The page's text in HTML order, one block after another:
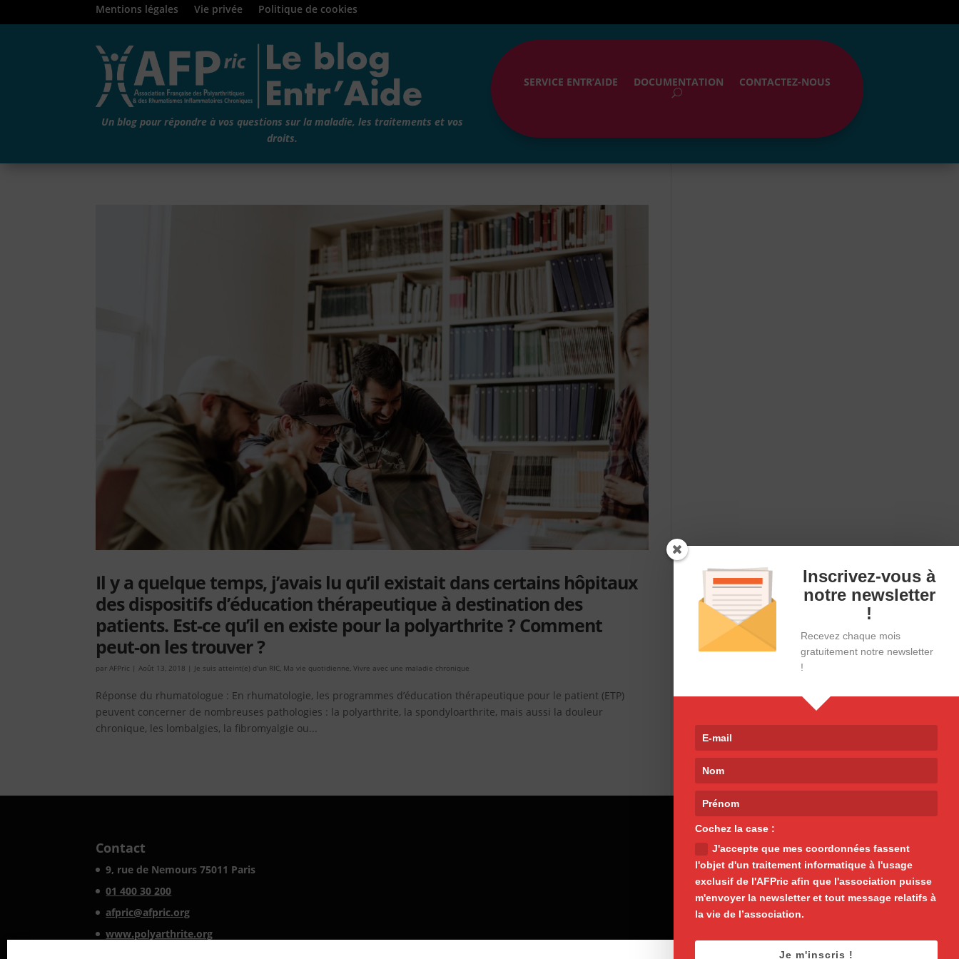
Mentions légales Vie privée Politique de cookies
Un blog pour répondre à vos questions sur la maladie, les traitements et vos
droits.
SERVICE ENTR’AIDE DOCUMENTATION CONTACTEZ-NOUS
Il y a quelque temps, j’avais lu qu’il existait dans certains hôpitaux
des dispositifs d’éducation thérapeutique à destination des
patients. Est-ce qu’il en existe pour la polyarthrite ? Comment
peut-on les trouver ?
par AFPric | Août 13, 2018 | Je suis atteint(e) d'un RIC Ma vie quotidienne ,Vivre avec une maladie chronique
Réponse du rhumatologue : En rhumatologie, les programmes d’éducation thérapeutique pour le patient (ETP)
peuvent concerner de nombreuses pathologies : la polyarthrite, la spondyloarthrite, mais aussi la douleur
chronique, les lombalgies, la fibromyalgie ou...
Contact
9, rue de Nemours 75011 Paris
01 400 30 200
afpric@afpric.org
www.polyarthrite.org
Inscrivez-vous à
notre newsletter
!
Recevez chaque mois
gratuitement notre newsletter
!
Cochez la case :
J'accepte que mes coordonnées fassent
l'objet d'un traitement informatique à l'usage
exclusif de l'AFPric afin que l'association puisse
m'envoyer la newsletter et tout message relatifs à
la vie de l’association.
Je m'inscris !